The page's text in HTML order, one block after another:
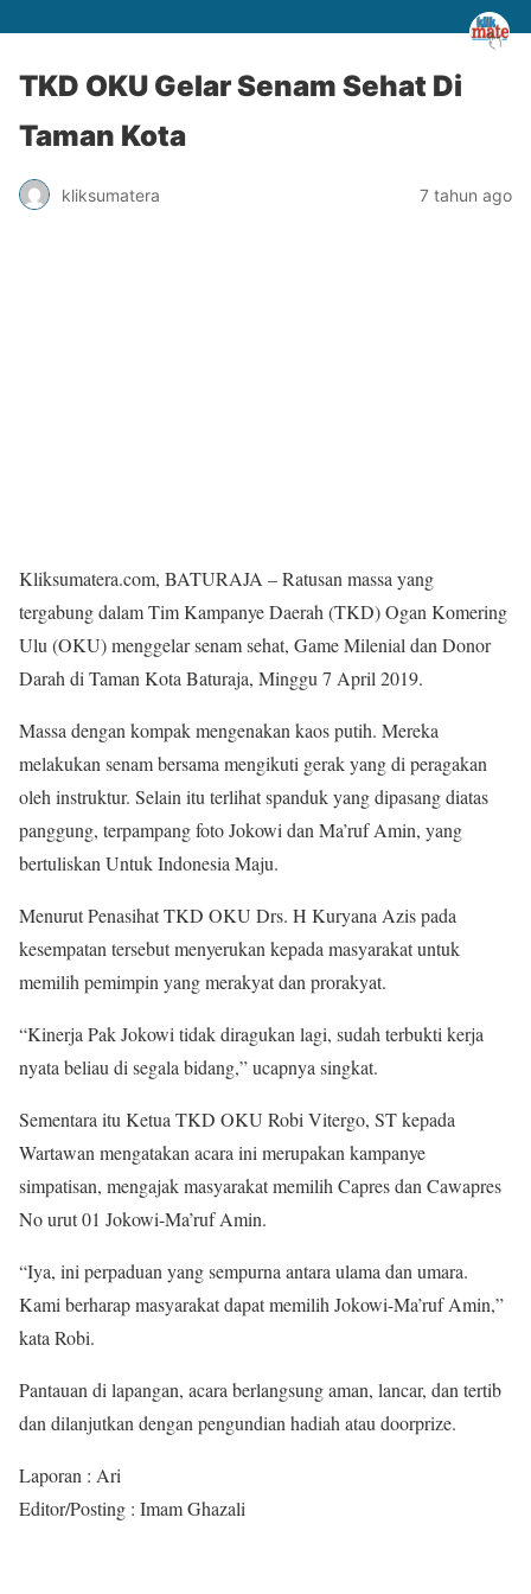
TKD OKU Gelar Senam Sehat Di
Taman Kota
kliksumatera 7 tahun ago
Kliksumatera.com, BATURAJA – Ratusan massa yang
tergabung dalam Tim Kampanye Daerah (TKD) Ogan Komering
Ulu (OKU) menggelar senam sehat, Game Milenial dan Donor
Darah di Taman Kota Baturaja, Minggu 7 April 2019.
Massa dengan kompak mengenakan kaos putih. Mereka
melakukan senam bersama mengikuti gerak yang di peragakan
oleh instruktur. Selain itu terlihat spanduk yang dipasang diatas
panggung, terpampang foto Jokowi dan Ma’ruf Amin, yang
bertuliskan Untuk Indonesia Maju.
Menurut Penasihat TKD OKU Drs. H Kuryana Azis pada
kesempatan tersebut menyerukan kepada masyarakat untuk
memilih pemimpin yang merakyat dan prorakyat.
“Kinerja Pak Jokowi tidak diragukan lagi, sudah terbukti kerja
nyata beliau di segala bidang,” ucapnya singkat.
Sementara itu Ketua TKD OKU Robi Vitergo, ST kepada
Wartawan mengatakan acara ini merupakan kampanye
simpatisan, mengajak masyarakat memilih Capres dan Cawapres
No urut 01 Jokowi-Ma’ruf Amin.
“Iya, ini perpaduan yang sempurna antara ulama dan umara.
Kami berharap masyarakat dapat memilih Jokowi-Ma’ruf Amin,”
kata Robi.
Pantauan di lapangan, acara berlangsung aman, lancar, dan tertib
dan dilanjutkan dengan pengundian hadiah atau doorprize.
Laporan : Ari
Editor/Posting : Imam Ghazali